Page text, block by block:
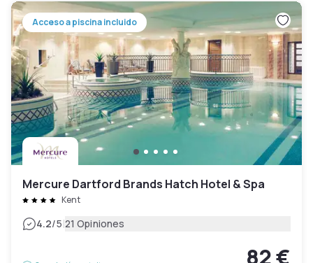
Acceso a piscina incluido
Mercure Dartford Brands Hatch Hotel & Spa
Kent
4.2/5|21 Opiniones
82 €